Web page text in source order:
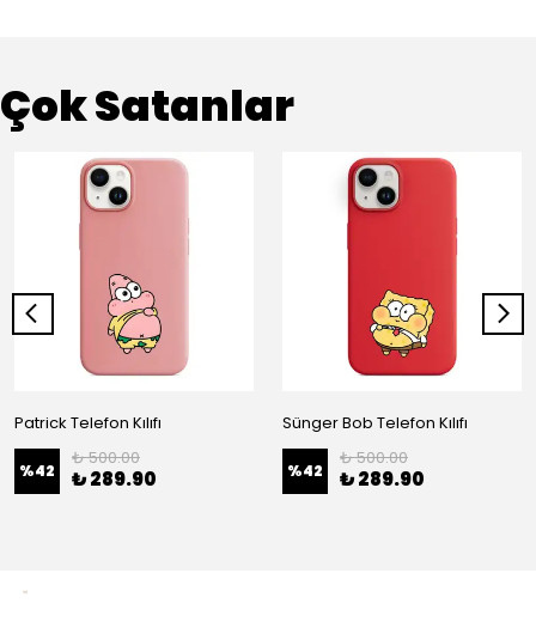
Çok Satanlar
Patrick Telefon Kılıfı
%42
₺ 500.00
₺ 289.90
Sünger Bob Telefon Kılıfı
%42
₺ 500.00
₺ 289.90